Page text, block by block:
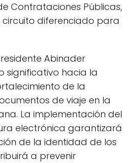
Contrataciones Públicas,
diferenciado para
Abinader
significativo hacia la
de la
de viaje en la
La implementación del
electrónica garantizará
de la identidad de los
a prevenir